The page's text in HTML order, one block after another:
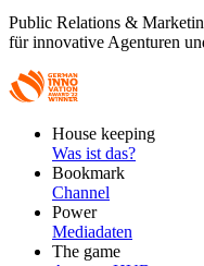
Public Relations &
für innovative Agenturen
FooterHouse keeping
Was ist das?
Bookmark
Channel
Power
Mediadaten
The game